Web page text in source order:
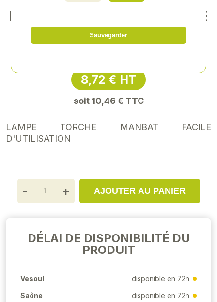
LAMPE DE POCHE AIMANTÉ
E ET EXTENSIBLE
8,72 € HT
soit 10,46 € TTC
LAMPE TORCHE MANBAT FACILE
D'UTILISATION
- + AJOUTER AU PANIER
DÉLAI DE DISPONIBILITÉ DU
PRODUIT
Vesoul disponible en 72h
Saône disponible en 72h
Sauvegarder